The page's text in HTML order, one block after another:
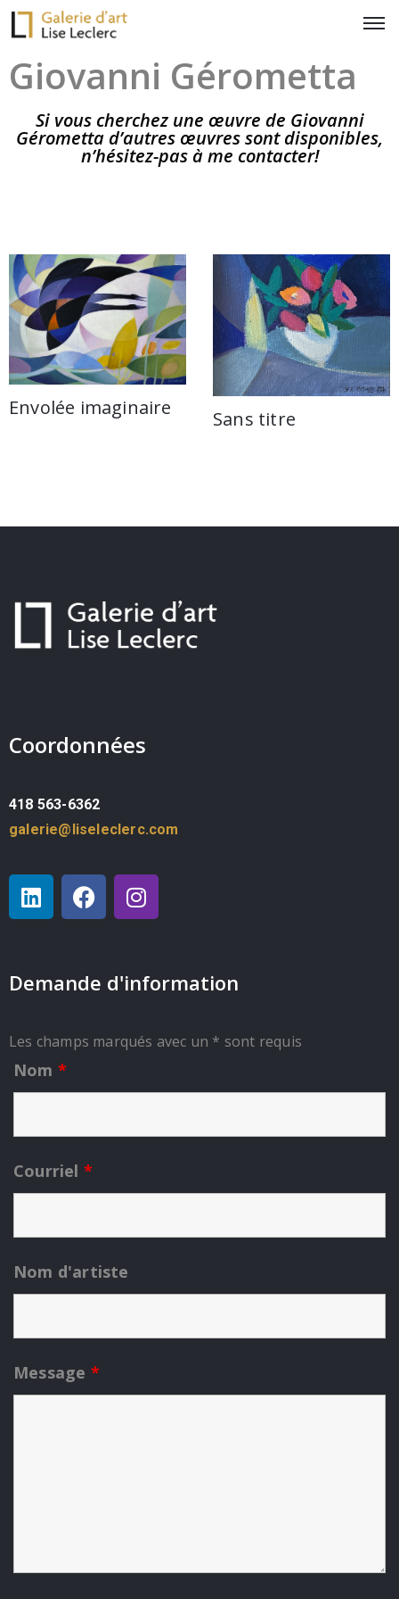
Giovanni Gérometta
Si vous cherchez une œuvre de Giovanni
Gérometta d’autres œuvres sont disponibles,
n’hésitez-pas à me contacter!
Envolée imaginaire
Sans titre
Coordonnées
418 563-6362
galerie@liseleclerc.com
Demande d'information
Les champs marqués avec un * sont requis
Nom *
Courriel *
Nom d'artiste
Message *